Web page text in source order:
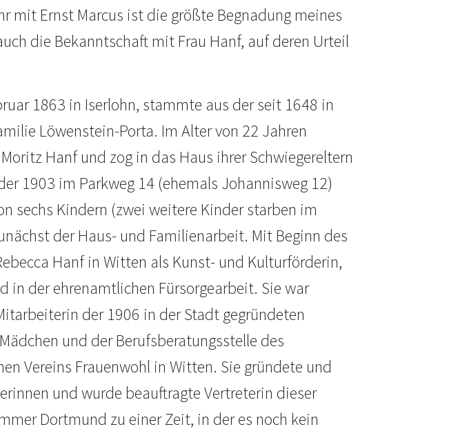
mit Ernst Marcus ist die größte Begnadung meines
die Bekanntschaft mit Frau Hanf, auf deren Urteil
1863 in Iserlohn, stammte aus der seit 1648 in
Löwenstein-Porta. Im Alter von 22 Jahren
Hanf und zog in das Haus ihrer Schwiegereltern
1903 im Parkweg 14 (ehemals Johannisweg 12)
sechs Kindern (zwei weitere Kinder starben im
der Haus- und Familienarbeit. Mit Beginn des
Hanf in Witten als Kunst- und Kulturförderin,
in der ehrenamtlichen Fürsorgearbeit. Sie war
der 1906 in der Stadt gegründeten
und der Berufsberatungsstelle des
Vereins Frauenwohl in Witten. Sie gründete und
und wurde beauftragte Vertreterin dieser
Dortmund zu einer Zeit, in der es noch kein